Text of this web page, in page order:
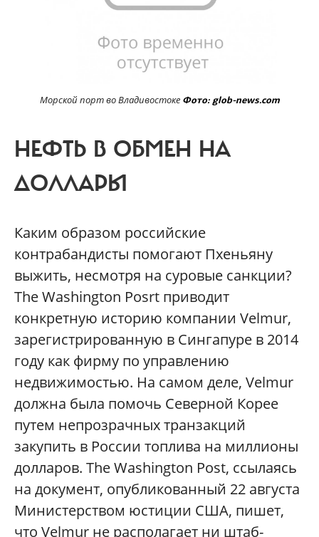
Морской порт во Владивостоке Фото: glob-news.com
НЕФТЬ В ОБМЕН НА
ДОЛЛАРЫ
Каким образом российские
контрабандисты помогают Пхеньяну
выжить, несмотря на суровые санкции?
The Washington Posrt приводит
конкретную историю компании Velmur,
зарегистрированную в Сингапуре в 2014
году как фирму по управлению
недвижимостью. На самом деле, Velmur
должна была помочь Северной Корее
путем непрозрачных транзакций
закупить в России топлива на миллионы
долларов. The Washington Post, ссылаясь
на документ, опубликованный 22 августа
Министерством юстиции США, пишет,
что Velmur не располагает ни штаб-